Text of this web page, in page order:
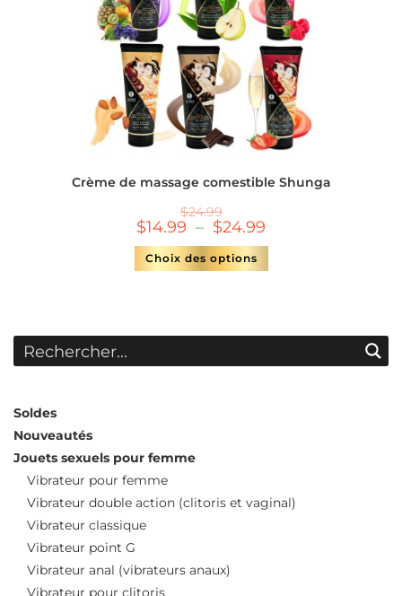
Crème de massage comestible Shunga
$24.99
$14.99 – $24.99
Choix des options
Soldes
Nouveautés
Jouets sexuels pour femme
Vibrateur pour femme
Vibrateur double action (clitoris et vaginal)
Vibrateur classique
Vibrateur point G
Vibrateur anal (vibrateurs anaux)
Vibrateur pour clitoris